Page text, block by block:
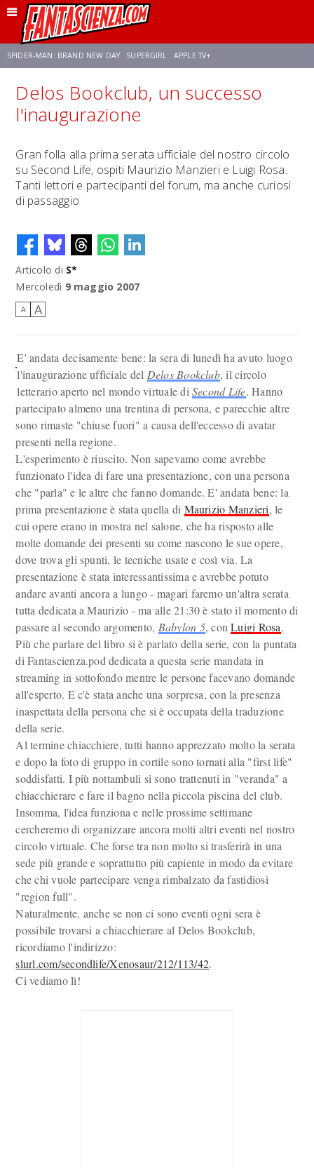
SPIDER-MAN: BRAND NEW DAY SUPERGIRL APPLE TV+
FRANCO RICCIARDIELLO ZENDAYA STAR TREK AVENGERS: DOOMSDAY
Delos Bookclub, un successo
l'inaugurazione
Gran folla alla prima serata ufficiale del nostro circolo
su Second Life, ospiti Maurizio Manzieri e Luigi Rosa.
Tanti lettori e partecipanti del forum, ma anche curiosi
di passaggio
Articolo di S*
Mercoledì 9 maggio 2007
A A
E' andata decisamente bene: la sera di lunedì ha avuto luogo
l'inaugurazione ufficiale del Delos Bookclub, il circolo
letterario aperto nel mondo virtuale diSecond Life. Hanno
partecipato almeno una trentina di persona, e parecchie altre
sono rimaste "chiuse fuori" a causa dell'eccesso di avatar
presenti nella regione.
L'esperimento è riuscito. Non sapevamo come avrebbe
funzionato l'idea di fare una presentazione, con una persona
che "parla" e le altre che fanno domande. E' andata bene: la
prima presentazione è stata quella di Maurizio Manzieri, le
cui opere erano in mostra nel salone, che ha risposto alle
molte domande dei presenti su come nascono le sue opere,
dove trova gli spunti, le tecniche usate e così via. La
presentazione è stata interessantissima e avrebbe potuto
andare avanti ancora a lungo - magari faremo un'altra serata
tutta dedicata a Maurizio - ma alle 21:30 è stato il momento di
passare al secondo argomento, Babylon 5, conLuigi Rosa.
Più che parlare del libro si è parlato della serie, con la puntata
di Fantascienza.pod dedicata a questa serie mandata in
streaming in sottofondo mentre le persone facevano domande
all'esperto. E c'è stata anche una sorpresa, con la presenza
inaspettata della persona che si è occupata della traduzione
della serie.
Al termine chiacchiere, tutti hanno apprezzato molto la serata
e dopo la foto di gruppo in cortile sono tornati alla "first life"
soddisfatti. I più nottambuli si sono trattenuti in "veranda" a
chiacchierare e fare il bagno nella piccola piscina del club.
Insomma, l'idea funziona e nelle prossime settimane
cercheremo di organizzare ancora molti altri eventi nel nostro
circolo virtuale. Che forse tra non molto si trasferirà in una
sede più grande e soprattutto più capiente in modo da evitare
che chi vuole partecipare venga rimbalzato da fastidiosi
"region full".
Naturalmente, anche se non ci sono eventi ogni sera è
possibile trovarsi a chiacchierare al Delos Bookclub,
ricordiamo l'indirizzo:
slurl.com/secondlife/Xenosaur/212/113/42.
Ci vediamo lì!